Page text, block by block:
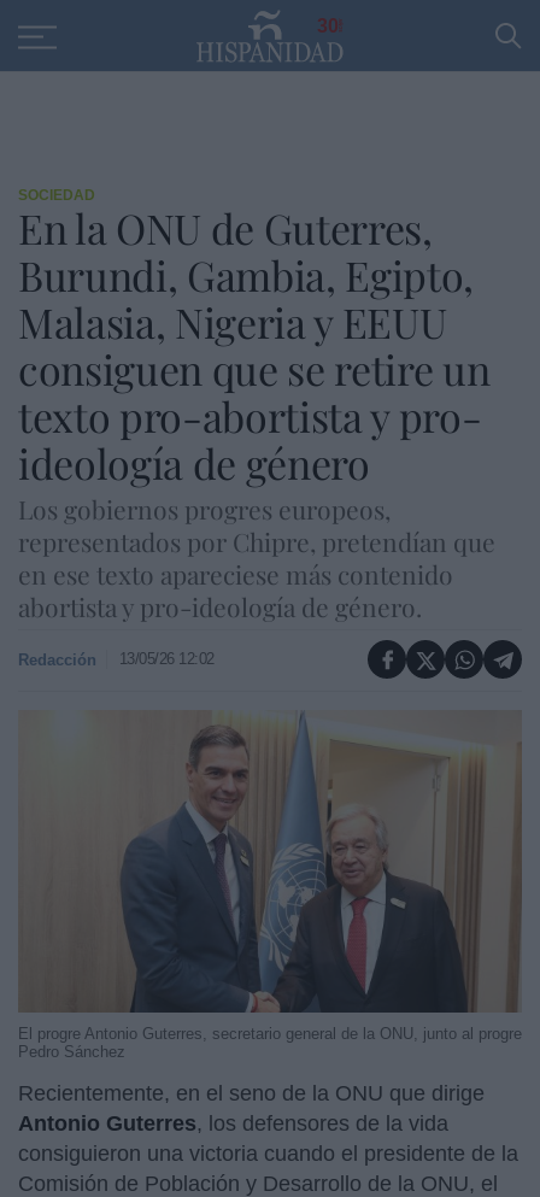
30
SOCIEDAD
En la ONU de Guterres,
Burundi, Gambia, Egipto,
Malasia, Nigeria y EEUU
consiguen que se retire un
texto pro-abortista y pro-
ideología de género
Los gobiernos progres europeos,
representados por Chipre, pretendían que
en ese texto apareciese más contenido
abortista y pro-ideología de género.
Redacción 13/05/26 12:02
El progre Antonio Guterres, secretario general de la ONU, junto al progre
Pedro Sánchez
Recientemente, en el seno de la ONU que dirige
Antonio Guterres, los defensores de la vida
consiguieron una victoria cuando el presidente de la
Comisión de Población y Desarrollo de la ONU, el